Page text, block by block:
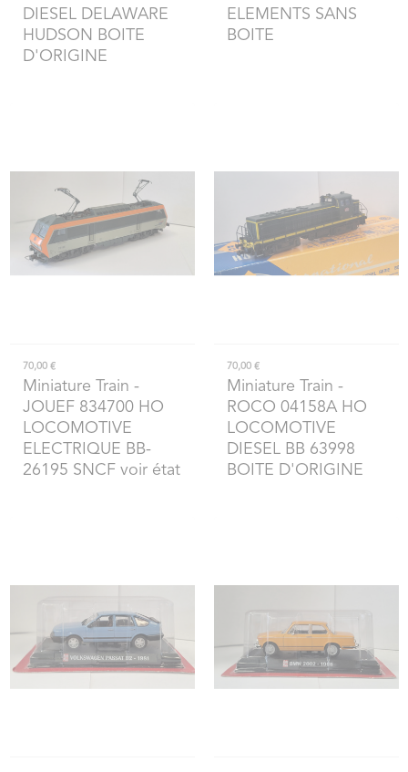
DIESEL DELAWARE
HUDSON BOITE
D'ORIGINE
ELEMENTS SANS
BOITE
70,00 €
Miniature Train -
JOUEF 834700 HO
LOCOMOTIVE
ELECTRIQUE BB-
26195 SNCF voir état
70,00 €
Miniature Train -
ROCO 04158A HO
LOCOMOTIVE
DIESEL BB 63998
BOITE D'ORIGINE